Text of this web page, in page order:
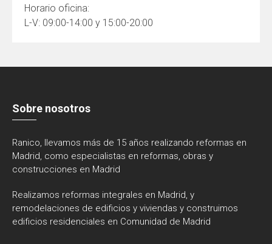
Horario oficina:
L-V: 09:00-14:00 y 15:00-20:00
Sobre nosotros
Ranico, llevamos más de 15 años realizando reformas en
Madrid, como especialistas en reformas, obras y
construcciones en Madrid
Realizamos reformas integrales en Madrid, y
remodelaciones de edificios y viviendas y construimos
edificios residenciales en Comunidad de Madrid